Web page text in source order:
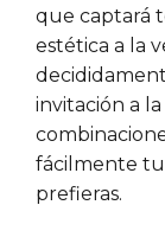
que captará
estética a la
invitación a
fácilmente
prefieras.